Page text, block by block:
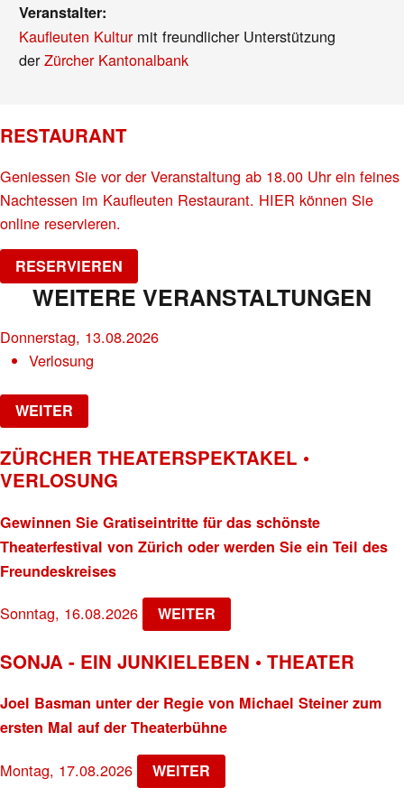
Veranstalter:
Kaufleuten Kulturmit freundlicher Unterstützung
derZürcher Kantonalbank
RESTAURANT
Geniessen Sie vor der Veranstaltung ab 18.00 Uhr ein feines
Nachtessen im Kaufleuten Restaurant. HIER können Sie
online reservieren.
RESERVIEREN
WEITERE VERANSTALTUNGEN
Donnerstag, 13.08.2026
Verlosung
WEITER
ZÜRCHER THEATERSPEKTAKEL •
VERLOSUNG
Gewinnen Sie Gratiseintritte für das schönste
Theaterfestival von Zürich oder werden Sie ein Teil des
Freundeskreises
Sonntag, 16.08.2026 WEITER
SONJA - EIN JUNKIELEBEN • THEATER
Joel Basman unter der Regie von Michael Steiner zum
ersten Mal auf der Theaterbühne
Montag, 17.08.2026 WEITER